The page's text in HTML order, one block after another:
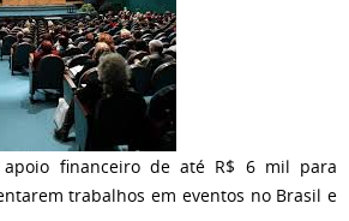
apoio financeiro de até R$ 6 mil para
trabalhos em eventos no Brasil e